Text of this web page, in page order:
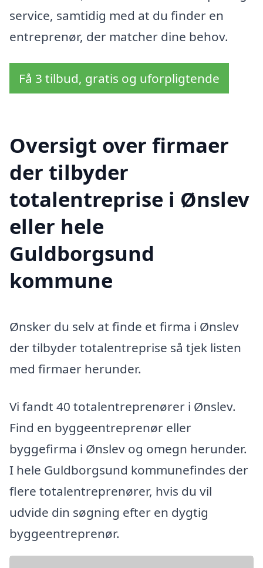
service, samtidig med at du finder en
entreprenør, der matcher dine behov.
Få 3 tilbud, gratis og uforpligtende
Oversigt over firmaer
der tilbyder
totalentreprise i Ønslev
eller hele
Guldborgsund
kommune
Ønsker du selv at finde et firma i Ønslev
der tilbyder totalentreprise så tjek listen
med firmaer herunder.
Vi fandt 40 totalentreprenører i Ønslev.
Find en byggeentreprenør eller
byggefirma i Ønslev og omegn herunder.
I hele Guldborgsund kommunefindes der
flere totalentreprenører, hvis du vil
udvide din søgning efter en dygtig
byggeentreprenør.